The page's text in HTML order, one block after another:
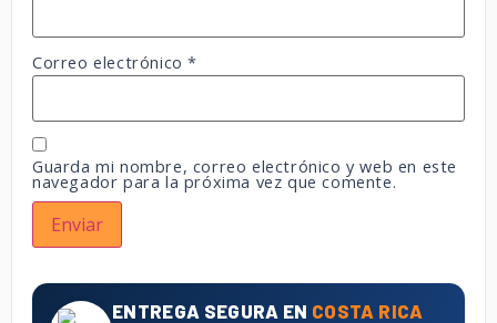
Correo electrónico*
Guarda mi nombre, correo electrónico y web en este
navegador para la próxima vez que comente.
ENTREGA SEGURA EN COSTA RICA